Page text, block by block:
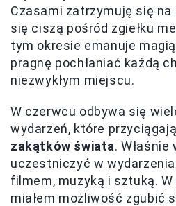
Czasami zatrzymuję się
się ciszą pośród zgiełku
tym okresie emanuje
pragnę pochłaniać każdą
niezwykłym miejscu.
W czerwcu odbywa się
wydarzeń, które przyciągają
zakątków świata.
uczestniczyć w
filmem, muzyką i sztuką. W
miałem możliwość zgubić